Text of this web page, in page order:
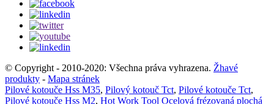
© Copyright - 2010-2020: Všechna práva vyhrazena. Žhavé
produkty - Mapa stránek
Pilové kotouče Hss M35, Pilový kotouč Tct, Pilové kotouče Tct,
Pilové kotouče Hss M2, Hot Work Tool Ocelová frézovaná plochá